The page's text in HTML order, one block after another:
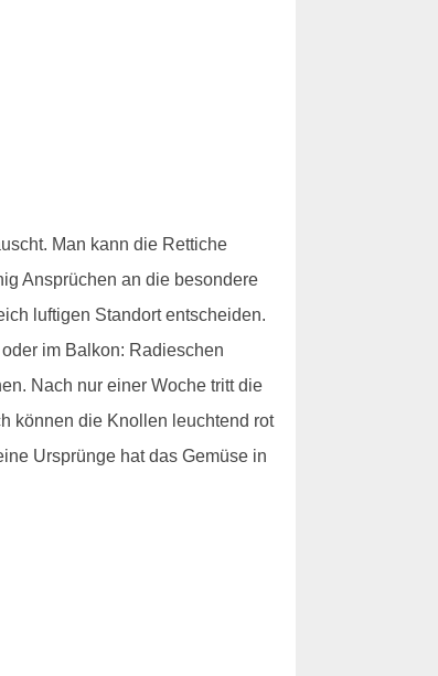
Man kann die Rettiche
Ansprüchen an die besondere
luftigen Standort entscheiden.
im Balkon: Radieschen
Nach nur einer Woche tritt die
können die Knollen leuchtend rot
Ursprünge hat das Gemüse in